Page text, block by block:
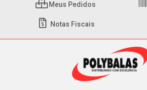
Meus Pedidos
Notas Fiscais